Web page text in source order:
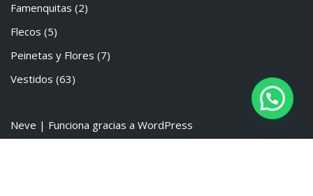
Famenquitas (2)
Flecos (5)
Peinetas y Flores (7)
Vestidos (63)
Neve | Funciona gracias a WordPress